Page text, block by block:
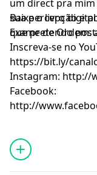
um direct pra
sua percepção e
que pretendo
Baixe o livro
Exame de Ordem:
Inscreva-se no
https://bit.ly/
Instagram: http://
Facebook:
http://